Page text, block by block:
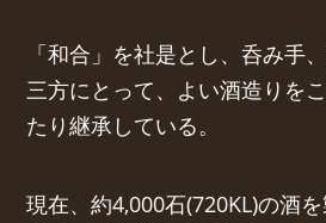
「和合」を社是とし、呑み手
三方にとって、よい酒造りを
たり継承している。
現在、約4,000石(720KL)の酒